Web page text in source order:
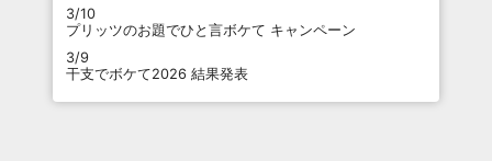
3/10
プリッツのお題でひと言ボケて キャンペーン
3/9
干支でボケて2026 結果発表